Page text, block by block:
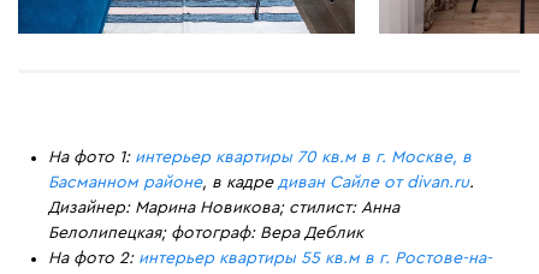
На фото 1: интерьер квартиры 70 кв.м в г. Москве, в
Басманном районе, в кадре диван Сайле от divan.ru.
Дизайнер: Марина Новикова; стилист: Анна
Белолипецкая; фотограф: Вера Деблик
На фото 2: интерьер квартиры 55 кв.м в г. Ростове-на-